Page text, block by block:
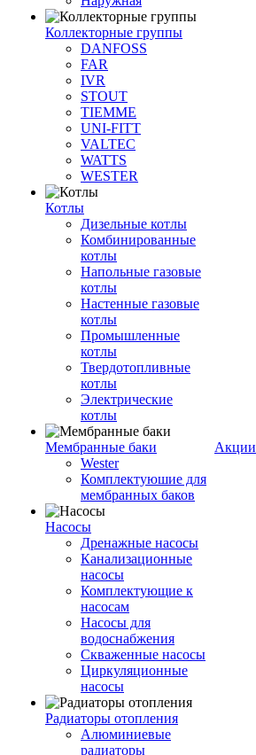
Коллекторные группы
DANFOSS
FAR
IVR
STOUT
TIEMME
UNI-FITT
VALTEC
WATTS
WESTER
Котлы
Дизельные котлы
Комбинированные
котлы
Напольные газовые
котлы
Настенные газовые
котлы
Промышленные
котлы
Твердотопливные
котлы
Электрические
котлы
Мембранные баки
Wester
Комплектуюшие для
мембранных баков
Насосы
Дренажные насосы
Канализационные
насосы
Комплектующие к
насосам
Насосы для
водоснабжения
Скваженные насосы
Циркуляционные
насосы
Радиаторы отопления
Алюминиевые
радиаторы
Акции